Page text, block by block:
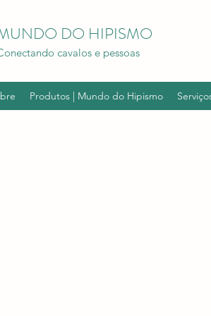
DO HIPISMO
cavalos e pessoas
Produtos | Mundo do Hipismo